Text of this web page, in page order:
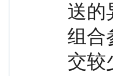
送的
组合
交较